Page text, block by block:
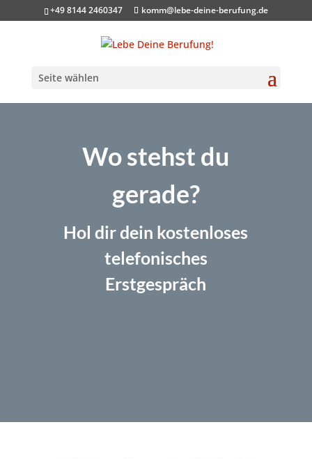
+49 8144 2460347 komm@lebe-deine-berufung.de
Seite wählen
Wo stehst du
gerade?
Hol dir dein kostenloses
telefonisches
Erstgespräch